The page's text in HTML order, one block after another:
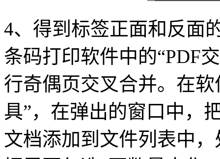
4、得到标签正面和反面
条码打印软件中的“PDF
行奇偶页交叉合并。在
具”，在弹出的窗口中，
文档添加到文件列表中